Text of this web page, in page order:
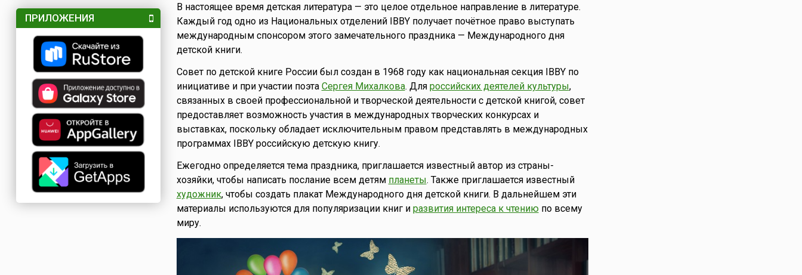
Куба
Кыргызстан
Лаос
Латвия
Ливан
Литва
Люксембург
Мадагаскар
Македония
Мексика
Молдова
Нигерия
Творческие
Учительские
Фестивали
Финансовые
Флотские
Экологические
Юридические
Языковые
ПРИЛОЖЕНИЯ
В настоящее время детская литература — это целое отдельное направление в литературе.
Каждый год одно из Национальных отделений IBBY получает почётное право выступать
международным спонсором этого замечательного праздника — Международного дня
детской книги.
Совет по детской книге России был создан в 1968 году как национальная секция IBBY по
инициативе и при участии поэта Сергея Михалкова. Для российских деятелей культуры,
связанных в своей профессиональной и творческой деятельности с детской книгой, совет
предоставляет возможность участия в международных творческих конкурсах и
выставках, поскольку обладает исключительным правом представлять в международных
программах IBBY российскую детскую книгу.
Ежегодно определяется тема праздника, приглашается известный автор из страны-
хозяйки, чтобы написать послание всем детям планеты. Также приглашается известный
художник, чтобы создать плакат Международного дня детской книги. В дальнейшем эти
материалы используются для популяризации книг и развития интереса к чтениюпо всему
миру.